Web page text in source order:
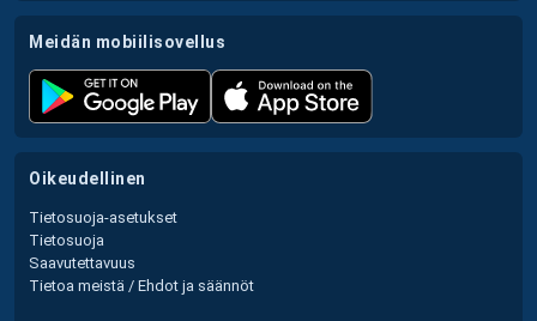
meidän mobiilisovellus
oikeudellinen
Tietosuoja-asetukset
Tietosuoja
Saavutettavuus
Tietoa meistä / Ehdot ja säännöt